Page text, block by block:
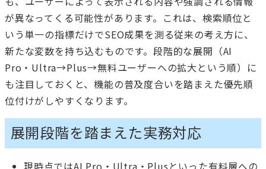
が異なってくる可能性があります。これは、検索順位と
いう単一の指標だけでSEO成果を測る従来の考え方に、
新たな変数を持ち込むものです。段階的な展開（AI
Pro・Ultra→Plus→無料ユーザーへの拡大という順）に
も注目しておくと、機能の普及度合いを踏まえた優先順
位付けがしやすくなります。
展開段階を踏まえた実務対応
現時点ではAI Pro・Ultra・Plusといった有料層への